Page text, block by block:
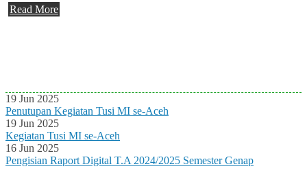
Read More
19 Jun 2025
Penutupan Kegiatan Tusi MI se-Aceh
19 Jun 2025
Kegiatan Tusi MI se-Aceh
16 Jun 2025
Pengisian Raport Digital T.A 2024/2025 Semester Genap